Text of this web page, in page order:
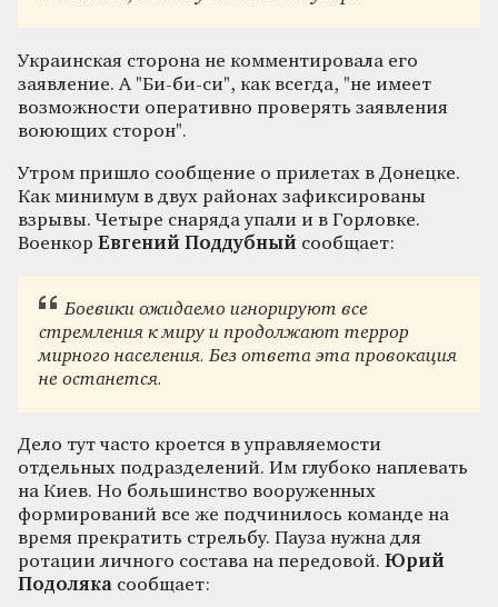
Украинская сторона не комментировала его
заявление. А "Би-би-си", как всегда, "не имеет
возможности оперативно проверять заявления
воюющих сторон".
Утром пришло сообщение о прилетах в Донецке.
Как минимум в двух районах зафиксированы
взрывы. Четыре снаряда упали и в Горловке.
Военкор Евгений Поддубный сообщает:
Боевики ожидаемо игнорируют все
стремления к миру и продолжают террор
мирного населения. Без ответа эта провокация
не останется.
Дело тут часто кроется в управляемости
отдельных подразделений. Им глубоко наплевать
на Киев. Но большинство вооруженных
формирований все же подчинилось команде на
время прекратить стрельбу. Пауза нужна для
ротации личного состава на передовой. Юрий
Подоляка сообщает: